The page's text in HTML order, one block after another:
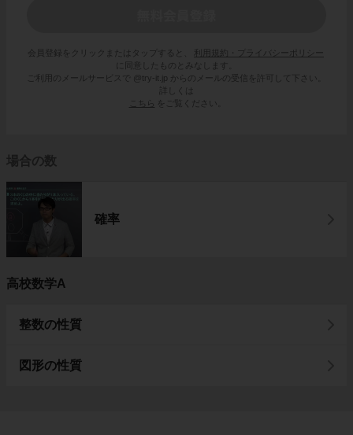
会員登録をクリックまたはタップすると、
利用規約・プライバシーポリシー
に同意したものとみなします。
ご利用のメールサービスで @try-it.jp からのメールの受信を許可して下さい。
詳しくは
こちら
をご覧ください。
場合の数
確率
高校数学A
整数の性質
図形の性質